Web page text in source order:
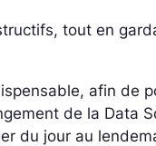
tout en
afin de
de la Data
du jour au